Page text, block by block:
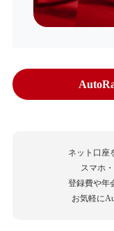
ネット口座
スマホ
登録費や年
お気軽に